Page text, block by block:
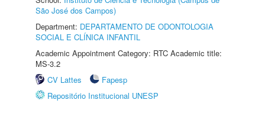
São José dos Campos)
Department: DEPARTAMENTO DE ODONTOLOGIA
SOCIAL E CLÍNICA INFANTIL
Academic Appointment Category: RTC Academic title:
MS-3.2
CV Lattes
Fapesp
Repositório Institucional UNESP